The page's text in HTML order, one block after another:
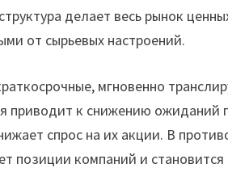
делает весь рынок
от сырьевых настроений.
мгновенно
приводит к снижению ожиданий
спрос на их акции. В
позиции компаний и